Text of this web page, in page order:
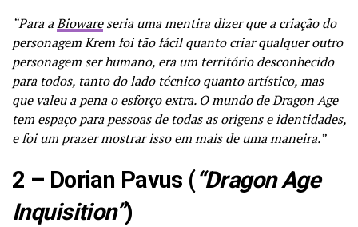
“Para aBiowareseria uma mentira dizer que a criação do
personagem Krem foi tão fácil quanto criar qualquer outro
personagem ser humano, era um território desconhecido
para todos, tanto do lado técnico quanto artístico, mas
que valeu a pena o esforço extra. O mundo de Dragon Age
tem espaço para pessoas de todas as origens e identidades,
e foi um prazer mostrar isso em mais de uma maneira.”
2 – Dorian Pavus (“Dragon Age
Inquisition”)